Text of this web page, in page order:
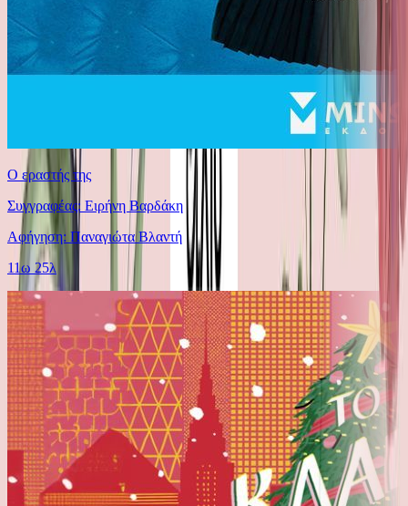
Ο εραστής της
Συγγραφέας: Ειρήνη Βαρδάκη
Αφήγηση: Παναγιώτα Βλαντή
11ω 25λ